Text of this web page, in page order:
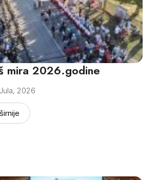
mira 2026.godine
2026